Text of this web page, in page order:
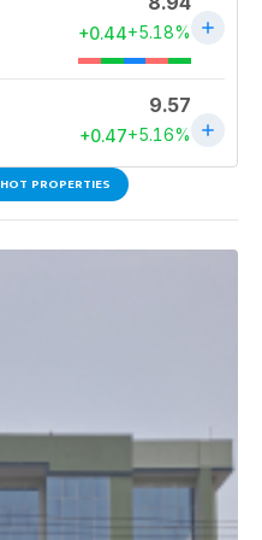
HOT PROPERTIES